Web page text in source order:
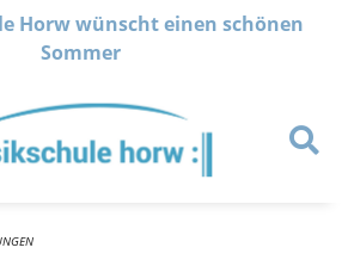
Horw wünscht einen schönen
Sommer